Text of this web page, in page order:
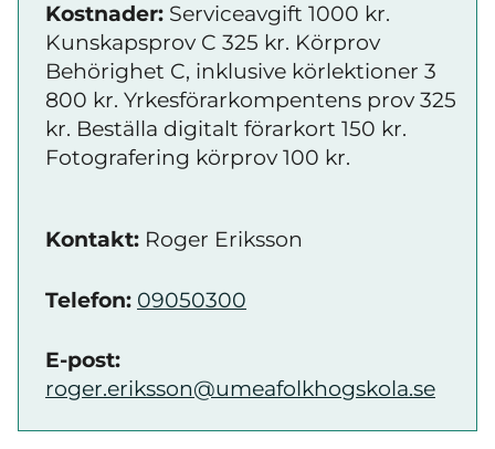
Kostnader: Serviceavgift 1000 kr.
Kunskapsprov C 325 kr. Körprov
Behörighet C, inklusive körlektioner 3
800 kr. Yrkesförarkompentens prov 325
kr. Beställa digitalt förarkort 150 kr.
Fotografering körprov 100 kr.
Kontakt: Roger Eriksson
Telefon: 09050300
E-post:
roger.eriksson@umeafolkhogskola.se